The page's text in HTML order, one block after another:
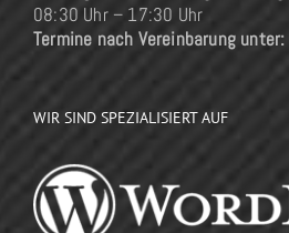
08:30 Uhr – 17:30 Uhr
Termine nach Vereinbarung
WIR SIND SPEZIALISIERT AUF